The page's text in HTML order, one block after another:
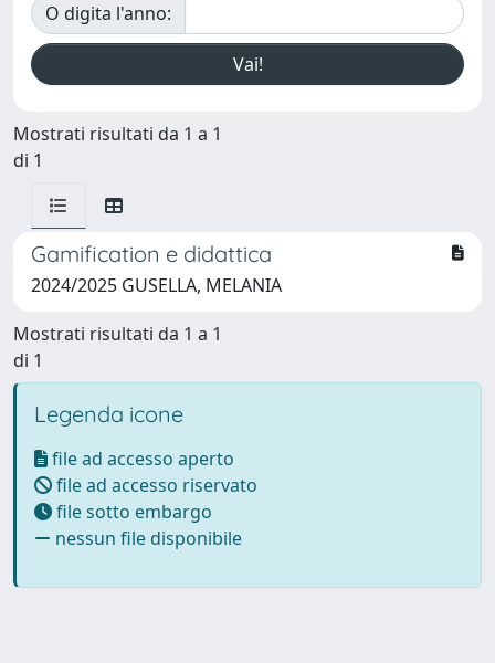
O digita l'anno:
Mostrati risultati da 1 a 1
di 1
Gamification e didattica
2024/2025 GUSELLA, MELANIA
Mostrati risultati da 1 a 1
di 1
Legenda icone
file ad accesso aperto
file ad accesso riservato
file sotto embargo
nessun file disponibile